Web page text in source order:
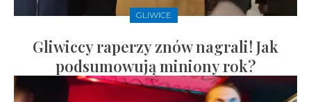
GLIWICE
Gliwiccy raperzy znów nagrali! Jak
podsumowują miniony rok?